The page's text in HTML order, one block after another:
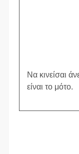
Να κινείσαι
είναι το μότο.